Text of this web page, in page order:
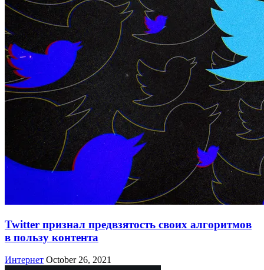
Twitter признал предвзятость своих алгоритмов
в пользу контента
Интернет October 26, 2021